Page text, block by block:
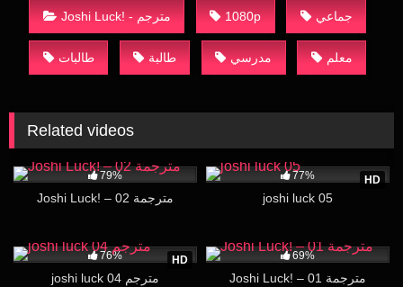
Joshi Luck! - مترجم 1080p جماعي
طالبات طالبة مدرسي معلم
Related videos
79%
Joshi Luck! – 02 مترجمة
HD
77%
joshi luck 05
HD
76%
joshi luck 04 مترجم
69%
Joshi Luck! – 01 مترجمة